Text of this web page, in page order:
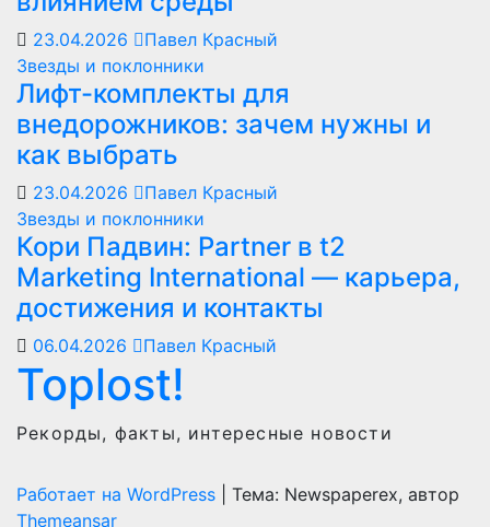
23.04.2026
Павел Красный
Звезды и поклонники
Лифт-комплекты для
внедорожников: зачем нужны и
как выбрать
23.04.2026
Павел Красный
Звезды и поклонники
Кори Падвин: Partner в t2
Marketing International — карьера,
достижения и контакты
06.04.2026 Павел Красный
Toplost!
Рекорды, факты, интересные новости
Работает на WordPress
Тема: Newspaperex, автор
Themeansar